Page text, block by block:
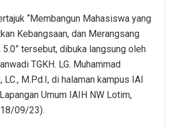
“Membangun Mahasiswa yang
Kebangsaan, dan Merangsang
tersebut, dibuka langsung oleh
TGKH. LG. Muhammad
LC., M.Pd.I, di halaman kampus IAI
Umum IAIH NW Lotim,
09/23).